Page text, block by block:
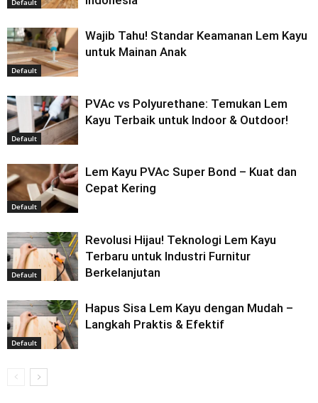
Default
Default
Wajib Tahu! Standar Keamanan Lem Kayu
untuk Mainan Anak
Default
PVAc vs Polyurethane: Temukan Lem
Kayu Terbaik untuk Indoor & Outdoor!
Default
Lem Kayu PVAc Super Bond – Kuat dan
Cepat Kering
Default
Revolusi Hijau! Teknologi Lem Kayu
Terbaru untuk Industri Furnitur
Berkelanjutan
Default
Hapus Sisa Lem Kayu dengan Mudah –
Langkah Praktis & Efektif